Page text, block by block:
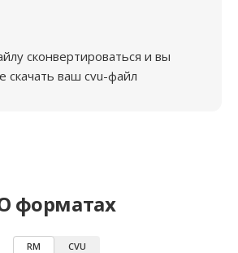
сконвертироваться и вы
скачать ваш cvu-файл
форматах
RM CVU